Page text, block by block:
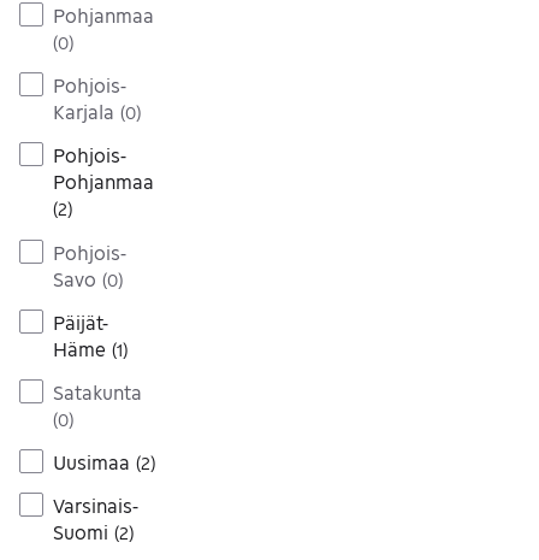
Pohjanmaa
(0)
Pohjois-
Karjala (0)
Pohjois-
Pohjanmaa
(2)
Pohjois-
Savo (0)
Päijät-
Häme (1)
Satakunta
(0)
Uusimaa (2)
Varsinais-
Suomi (2)